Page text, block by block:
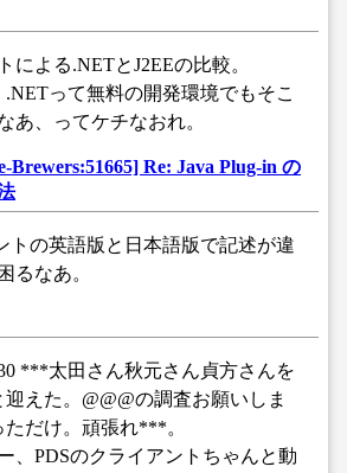
による.NETとJ2EEの比較。
.NETって無料の開発環境でもそこ
あ、ってケチなおれ。
Brewers:51665] Re: Java Plug-in の
トの英語版と日本語版で記述が違
るなあ。
***太田さん秋元さん貞方さんを
えた。@@@の調査お願いしま
だけ。頑張れ***。
、PDSのクライアントちゃんと動